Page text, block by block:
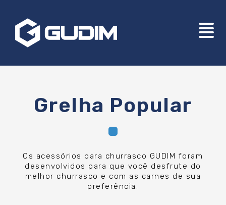
Grelha Popular
Os acessórios para churrasco GUDIM foram
desenvolvidos para que você desfrute do
melhor churrasco e com as carnes de sua
preferência.